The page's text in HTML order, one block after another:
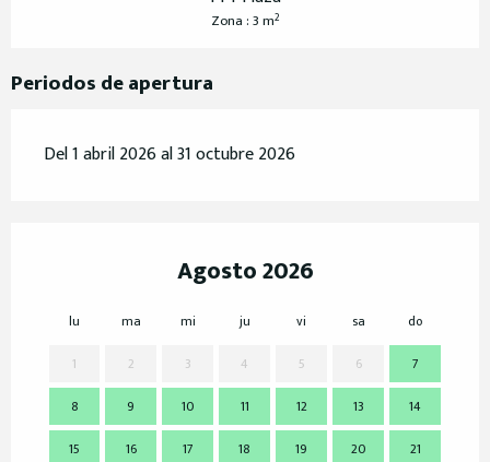
Zona : 3 m2
Periodos de apertura
Del 1 abril 2026 al 31 octubre 2026
Agosto 2026
lu ma mi ju vi sa
do
1
2 3 4 5 6
7
8
9 10 11 12 13
14
15
16 17 18 19 20
21